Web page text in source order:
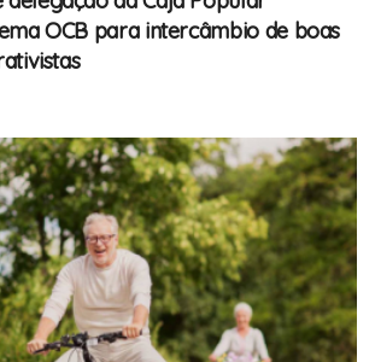
OCB para intercâmbio de boas